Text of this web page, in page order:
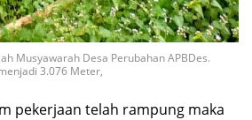
Musyawarah Desa Perubahan APBDes.
3.076 Meter,
pekerjaan telah rampung maka